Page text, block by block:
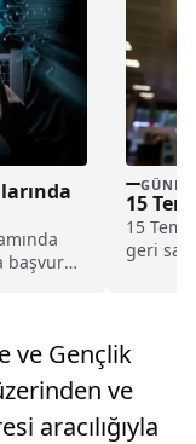
başvuru
15
15
geri
ve Gençlik
ve
aracılığıyla